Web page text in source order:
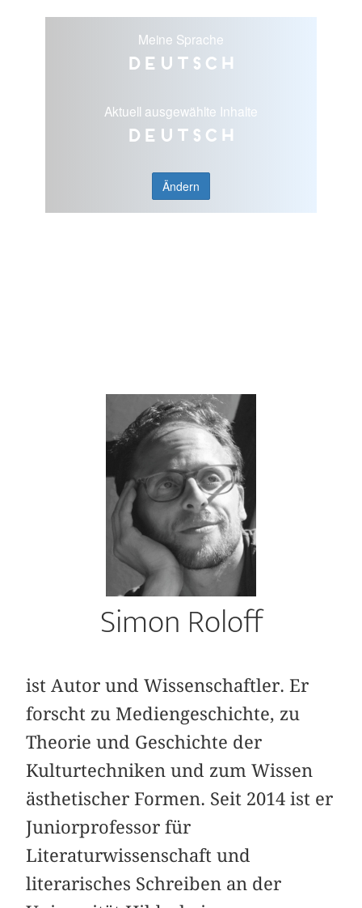
Meine Sprache
Deutsch
Aktuell ausgewählte Inhalte
Deutsch
Ändern
Simon Roloff
ist Autor und Wissenschaftler. Er
forscht zu Mediengeschichte, zu
Theorie und Geschichte der
Kulturtechniken und zum Wissen
ästhetischer Formen. Seit 2014 ist er
Juniorprofessor für
Literaturwissenschaft und
literarisches Schreiben an der